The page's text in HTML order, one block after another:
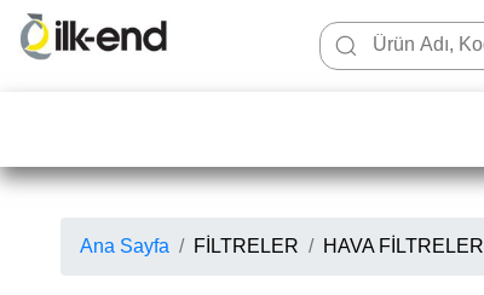
Ana Sayfa FİLTRELER HAVA FİLTRELERİ